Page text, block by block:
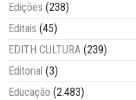
Edições (238)
Editais (45)
EDITH CULTURA (239)
Editorial (3)
Educação (2.483)